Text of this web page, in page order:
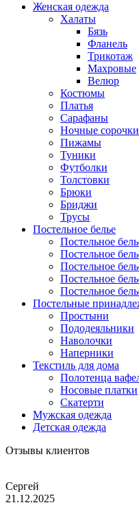
Женская одежда
Халаты
Бязь
Фланель
Трикотаж
Махровые
Велюр
Костюмы
Платья
Сарафаны
Ночные сорочки
Пижамы
Туники
Футболки
Толстовки
Брюки
Бриджи
Трусы
Постельное белье
Постельное
Постельное
Постельное
Постельное
Постельное
Постельные
Простыни
Пододеяльники
Наволочки
Наперники
Текстиль для дома
Полотенца
Носовые платки
Скатерти
Мужская одежда
Детская одежда
Отзывы клиентов
Сергей
21.12.2025